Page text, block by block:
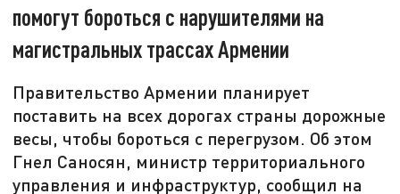
помогут бороться с нарушителями на
магистральных трассах Армении
Правительство Армении планирует
поставить на всех дорогах страны дорожные
весы, чтобы бороться с перегрузом. Об этом
Гнел Саносян, министр территориального
управления и инфраструктур, сообщил на